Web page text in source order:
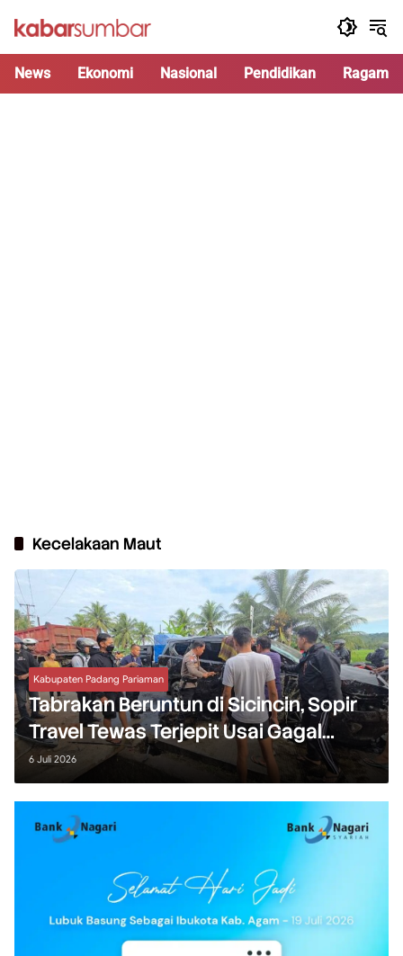
News Ekonomi Nasional Pendidikan Ragam
Kecelakaan Maut
Kabupaten Padang Pariaman
Tabrakan Beruntun di Sicincin, Sopir
Travel Tewas Terjepit Usai Gagal
Mendahului
6 Juli 2026